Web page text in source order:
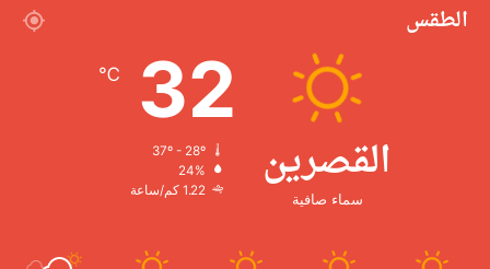
الطقس
القصرين
سماء صافية
32
℃
24%
1.22 كم/ساعة